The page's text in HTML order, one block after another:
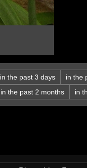
in the past 3 days in the
in the past 2 months in